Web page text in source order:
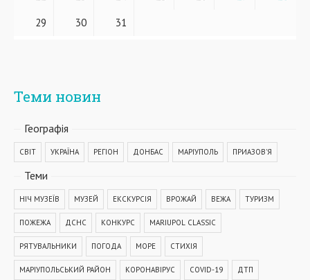
29
30 31
Теми новин
Географiя
СВІТ УКРАЇНА РЕГІОН ДОНБАС МАРІУПОЛЬ ПРИАЗОВ'Я
Теми
НІЧ МУЗЕЇВ МУЗЕЙ ЕКСКУРСІЯ ВРОЖАЙ ВЕЖА ТУРИЗМ
ПОЖЕЖА ДСНС КОНКУРС MARIUPOL CLASSIC
РЯТУВАЛЬНИКИ ПОГОДА МОРЕ СТИХІЯ
МАРІУПОЛЬСЬКИЙ РАЙОН КОРОНАВІРУС COVID-19 ДТП